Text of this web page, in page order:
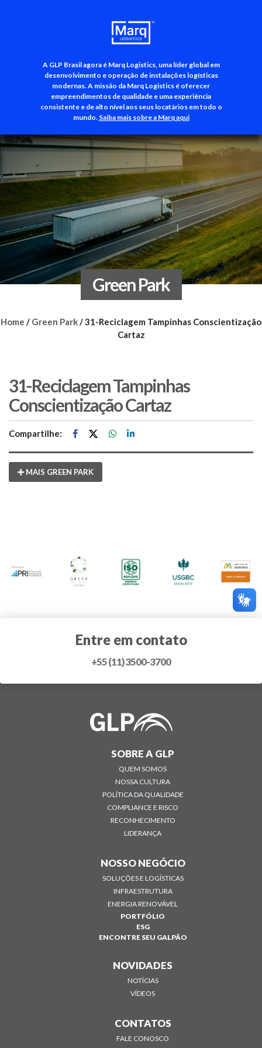
A GLP Brasil agora é Marq Logistics, uma líder global em
desenvolvimento e operação de instalações logísticas
modernas. A missão da Marq Logistics é oferecer
empreendimentos de qualidade e uma experiência
consistente e de alto nível aos seus locatários em todo o
mundo. Saiba mais sobre a Marq aqui
+55 (11) 3500-3700
Green Park
Home / Green Park/31-Reciclagem Tampinhas Conscientização
Cartaz
31-Reciclagem Tampinhas
Conscientização Cartaz
Compartilhe:
MAIS GREEN PARK
Entre em contato
+55 (11) 3500-3700
SOBRE A GLP
QUEM SOMOS
NOSSA CULTURA
POLÍTICA DA QUALIDADE
COMPLIANCE E RISCO
RECONHECIMENTO
LIDERANÇA
NOSSO NEGÓCIO
SOLUÇÕES E LOGÍSTICAS
INFRAESTRUTURA
ENERGIA RENOVÁVEL
PORTFÓLIO
ESG
ENCONTRE SEU GALPÃO
NOVIDADES
NOTÍCIAS
VÍDEOS
CONTATOS
FALE CONOSCO